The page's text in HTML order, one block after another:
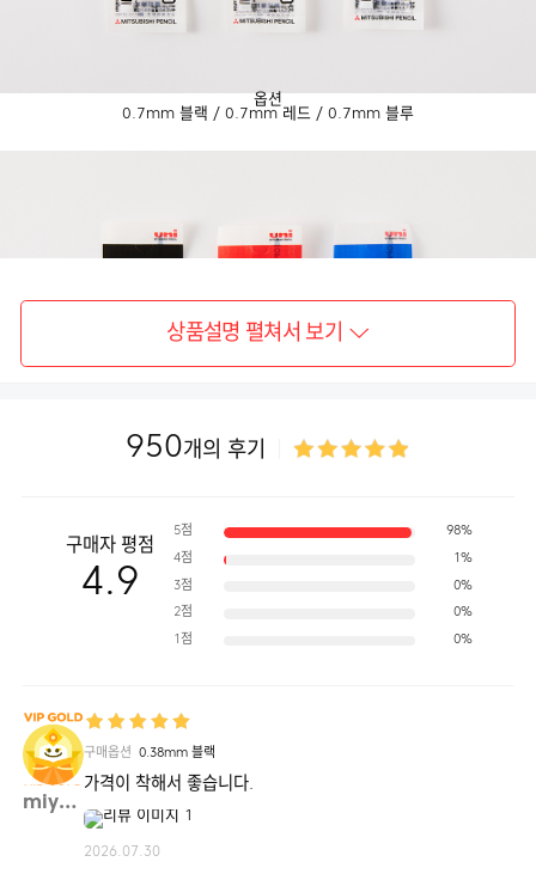
옵션
0.7mm 블랙 / 0.7mm 레드 / 0.7mm 블루
상품설명 펼쳐서 보기
950개의 후기
구매자 평점
4.9
5점 98%
4점 1%
3점 0%
2점 0%
1점 0%
miyou**
구매옵션 0.38mm 블랙
가격이 착해서 좋습니다.
2026.07.30